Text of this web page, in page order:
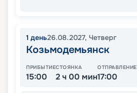
1 день26.08.2027, Четверг
Козьмодемьянск
ПРИБЫТИЕ
15:00
СТОЯНКА
2 ч 00 мин
ОТПРАВЛЕНИЕ
17:00